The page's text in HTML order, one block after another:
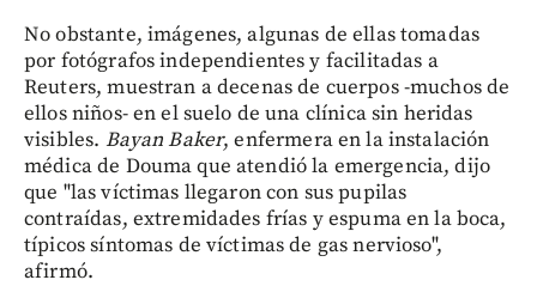
No obstante, imágenes, algunas de ellas tomadas
por fotógrafos independientes y facilitadas a
Reuters, muestran a decenas de cuerpos -muchos de
ellos niños- en el suelo de una clínica sin heridas
visibles. Bayan Baker, enfermera en la instalación
médica de Douma que atendió la emergencia, dijo
que "las víctimas llegaron con sus pupilas
contraídas, extremidades frías y espuma en la boca,
típicos síntomas de víctimas de gas nervioso",
afirmó.